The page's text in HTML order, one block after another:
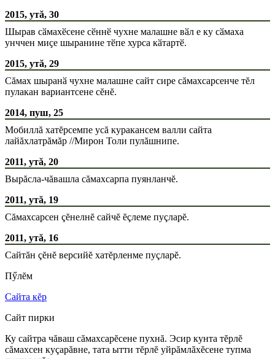
2015, утă, 30
Шырав сӑмахӗсене сӗннӗ чухне малашне вӑл е ку сӑмаха
унччен миҫе шыранине тӗпе хурса кӑтартӗ.
2015, утă, 29
Сăмах шыранӑ чухне малашне сайт сире сăмахсарсенче тĕл
пулакан вариантсене сĕнĕ.
2014, пуш, 25
Мобиллă хатĕрсемпе усă куракансем валли сайта
лайăхлатрăмăр //Мирон Толи пулăшнипе.
2011, утă, 20
Вырăсла-чăвашла сăмахсарпа пуянланчĕ.
2011, утă, 19
Сăмахсарсен çĕнелнĕ сайчĕ ĕçлеме пуçларĕ.
2011, утă, 16
Сайтăн çĕнĕ версийĕ хатĕрленме пуçларĕ.
Пӳлĕм
Сайта кĕр
Сайт пирки
Ку сайтра чăваш сăмахсарĕсене пухнă. Эсир кунта тĕрлĕ
сăмахсен куçарăвне, тата ытти тĕрлĕ уйрăмлăхĕсене тупма